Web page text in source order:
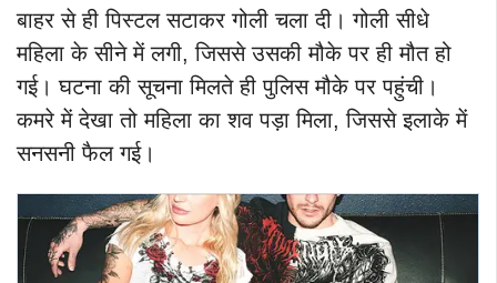
बाहर से ही पिस्टल सटाकर गोली चला दी। गोली सीधे
महिला के सीने में लगी, जिससे उसकी मौके पर ही मौत हो
गई। घटना की सूचना मिलते ही पुलिस मौके पर पहुंची।
कमरे में देखा तो महिला का शव पड़ा मिला, जिससे इलाके में
सनसनी फैल गई।